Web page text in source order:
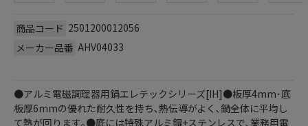
商品コード 2501200012056
メーカー品番 AHV04033
●アルミ電磁調理器用鍋エレテックシリーズ[IH]●板厚4mm･底
板厚6mmの優れた耐久性を持ち､熱伝導がよく､鍋全体に平均し
て熱が回ります｡●底には特殊アルミ鋼+ステンレスで､業務用電